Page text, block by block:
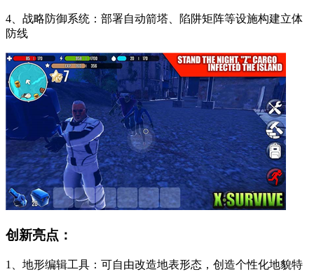
4、战略防御系统：部署自动箭塔、陷阱矩阵等设施构建立体
防线
创新亮点：
1、地形编辑工具：可自由改造地表形态，创造个性化地貌特